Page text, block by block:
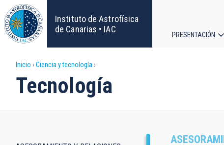
Pasar
al
contenido
principal
Instituto de Astrofísica
de Canarias • IAC
PRESENTACIÓN
Sobrescribir
enlaces
Inicio Ciencia y tecnología
Tecnología